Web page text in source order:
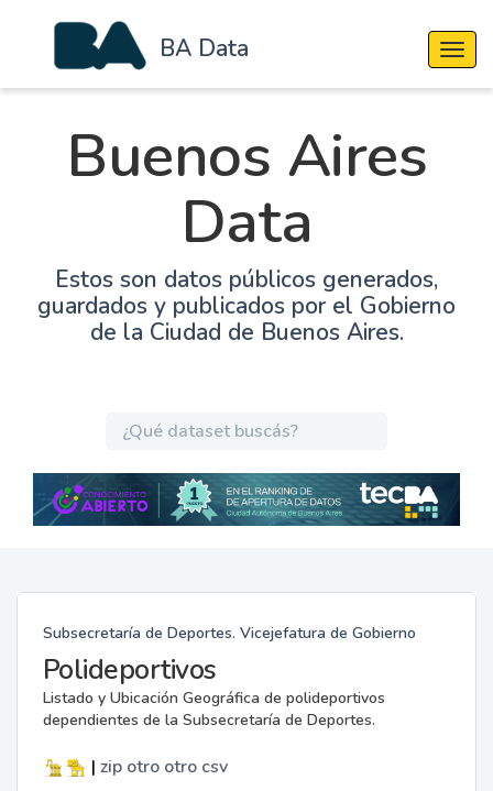
BA Data
Buenos Aires
Data
Estos son datos públicos generados,
guardados y publicados por el Gobierno
de la Ciudad de Buenos Aires.
Subsecretaría de Deportes. Vicejefatura de Gobierno
Polideportivos
Listado y Ubicación Geográfica de polideportivos
dependientes de la Subsecretaría de Deportes.
| zip otro otro csv